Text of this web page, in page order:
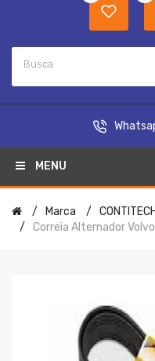
MENU
Marca
CONTITECH
Correia Alternador